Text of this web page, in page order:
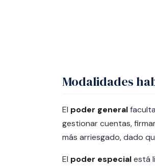
Modalidades
El poder general
gestionar cuentas,
más arriesgado, dado
El poder especialestá